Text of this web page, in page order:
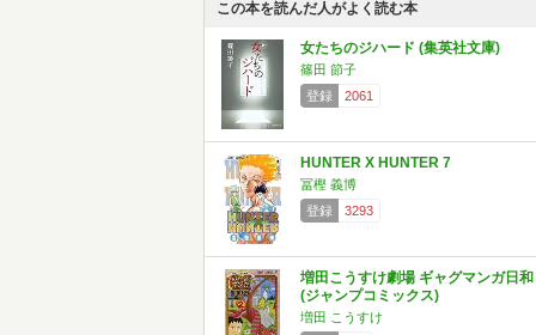
この本を読んだ人がよく読む本
女たちのジハード (集英社文庫)
篠田 節子
登録
2061
HUNTER X HUNTER 7
冨樫 義博
登録
3293
増田こうすけ劇場 ギャグマンガ日
(ジャンプコミックス)
増田 こうすけ